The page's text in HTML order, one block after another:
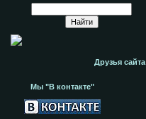
Друзья сайта
Мы "В контакте"